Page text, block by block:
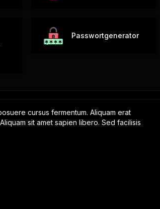
Passwortgenerator
cursus fermentum. Aliquam erat
sit amet sapien libero. Sed facilisis